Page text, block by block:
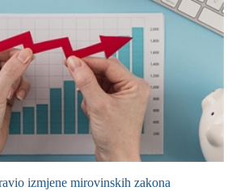
izmjene mirovinskih zakona